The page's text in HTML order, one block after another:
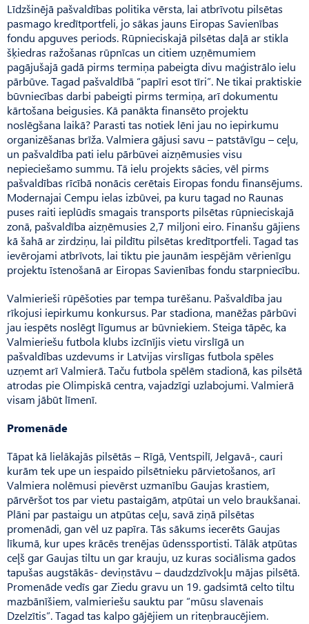
Līdzšinējā pašvaldības politika vērsta, lai atbrīvotu pilsētas
pasmago kredītportfeli, jo sākas jauns Eiropas Savienības
fondu apguves periods. Rūpnieciskajā pilsētas daļā ar stikla
šķiedras ražošanas rūpnīcas un citiem uzņēmumiem
pagājušajā gadā pirms termiņa pabeigta divu maģistrālo ielu
pārbūve. Tagad pašvaldībā “papīri esot tīri”. Ne tikai praktiskie
būvniecības darbi pabeigti pirms termiņa, arī dokumentu
kārtošana beigusies. Kā panākta finansēto projektu
noslēgšana laikā? Parasti tas notiek lēni jau no iepirkumu
organizēšanas brīža. Valmiera gājusi savu – patstāvīgu – ceļu,
un pašvaldība pati ielu pārbūvei aizņēmusies visu
nepieciešamo summu. Tā ielu projekts sācies, vēl pirms
pašvaldības rīcībā nonācis cerētais Eiropas fondu finansējums.
Modernajai Cempu ielas izbūvei, pa kuru tagad no Raunas
puses raiti ieplūdīs smagais transports pilsētas rūpnieciskajā
zonā, pašvaldība aizņēmusies 2,7 miljoni eiro. Finanšu gājiens
kā šahā ar zirdziņu, lai pildītu pilsētas kredītportfeli. Tagad tas
ievērojami atbrīvots, lai tiktu pie jaunām iespējām vērienīgu
projektu īstenošanā ar Eiropas Savienības fondu starpniecību.
Valmierieši rūpēšoties par tempa turēšanu. Pašvaldība jau
rīkojusi iepirkumu konkursus. Par stadiona, manēžas pārbūvi
jau iespēts noslēgt līgumus ar būvniekiem. Steiga tāpēc, ka
Val­mie­riešu futbola klubs izcīnījis vietu virslīgā un
pašvaldības uzdevums ir Latvijas virslīgas futbola spēles
uzņemt arī Val­mierā. Taču futbola spēlēm stadionā, kas pilsētā
atrodas pie Olimpiskā centra, vajadzīgi uzlabojumi. Valmierā
visam jābūt līmenī.
Promenāde
Tāpat kā lielākajās pilsētās – Rīgā, Ventspilī, Jelgavā-, cauri
kurām tek upe un iespaido pilsētnieku pārvietošanos, arī
Valmiera nolēmusi pievērst uzmanību Gaujas krastiem,
pārvēršot tos par vietu pastaigām, atpūtai un velo braukšanai.
Plāni par pastaigu un atpūtas ceļu, savā ziņā pilsētas
promenādi, gan vēl uz papīra. Tās sākums iecerēts Gaujas
līkumā, kur upes krācēs trenējas ūdenssportisti. Tālāk atpūtas
ceļš gar Gaujas tiltu un gar krauju, uz kuras sociālisma gados
tapušas augstākās- deviņstāvu – daudzdzīvokļu mājas pilsētā.
Promenāde vedīs gar Ziedu gravu un 19. gadsimtā celto tiltu
mazbānīšiem, valmieriešu sauktu par “mūsu slavenais
Dzelzītis”. Ta­gad tas kalpo gājējiem un riteņbraucējiem.